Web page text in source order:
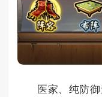
医家、纯防